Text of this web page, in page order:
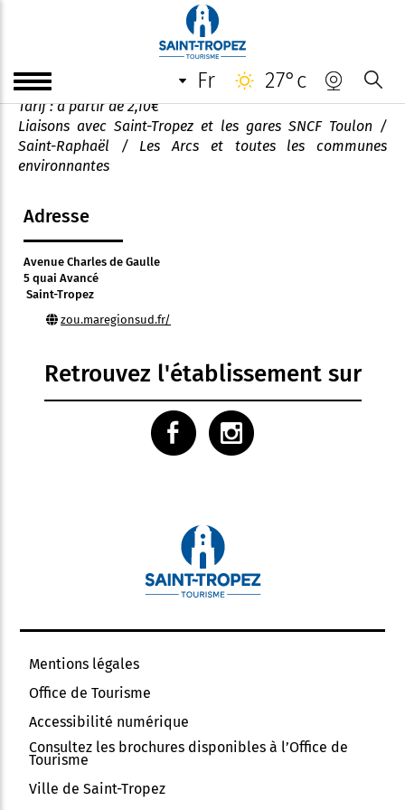
fr 27°c
Gare routière de Saint-Tropez
Vente en ligne de vos titres de transport
Tarif : à partir de 2,10€
Liaisons avec Saint-Tropez et les gares SNCF Toulon /
Saint-Raphaël / Les Arcs et toutes les communes
environnantes
Adresse
Avenue Charles de Gaulle
5 quai Avancé
Saint-Tropez
zou.maregionsud.fr/
Retrouvez l'établissement sur
Mentions légales
Office de Tourisme
Accessibilité numérique
Consultez les brochures disponibles à l’Office de
Tourisme
Ville de Saint-Tropez